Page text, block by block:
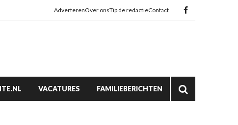
AdverterenOver onsTip de redactieContact
VACATURES FAMILIEBERICHTEN